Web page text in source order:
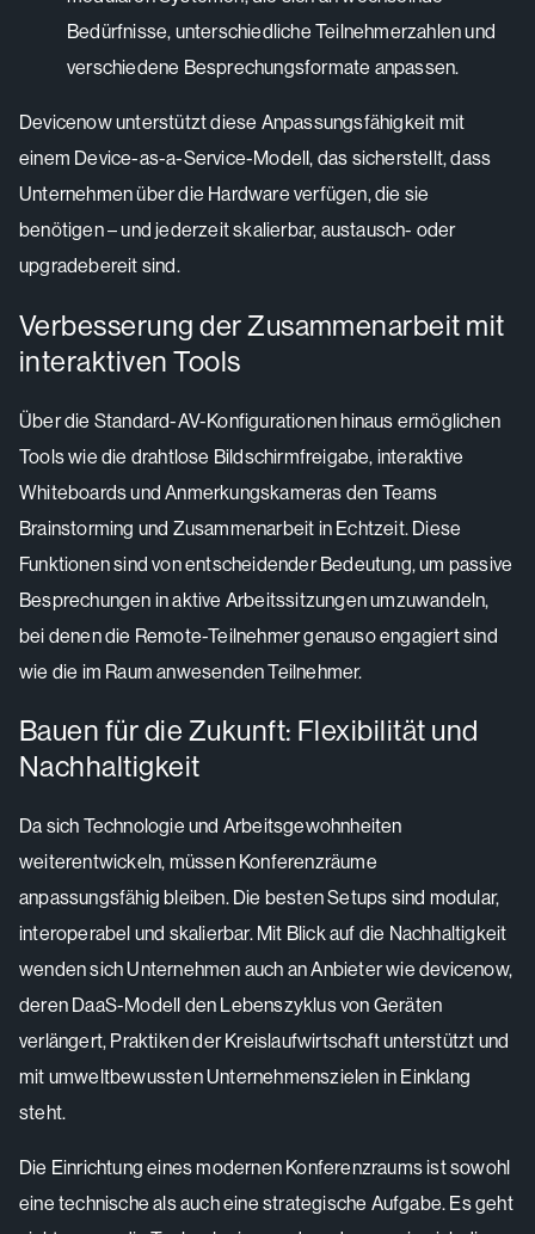
Bedürfnisse, unterschiedliche Teilnehmerzahlen und
verschiedene Besprechungsformate anpassen.
Devicenow unterstützt diese Anpassungsfähigkeit mit
einem Device-as-a-Service-Modell, das sicherstellt, dass
Unternehmen über die Hardware verfügen, die sie
benötigen – und jederzeit skalierbar, austausch- oder
upgradebereit sind.
Verbesserung der Zusammenarbeit mit
interaktiven Tools
Über die Standard-AV-Konfigurationen hinaus ermöglichen
Tools wie die drahtlose Bildschirmfreigabe, interaktive
Whiteboards und Anmerkungskameras den Teams
Brainstorming und Zusammenarbeit in Echtzeit. Diese
Funktionen sind von entscheidender Bedeutung, um passive
Besprechungen in aktive Arbeitssitzungen umzuwandeln,
bei denen die Remote-Teilnehmer genauso engagiert sind
wie die im Raum anwesenden Teilnehmer.
Bauen für die Zukunft: Flexibilität und
Nachhaltigkeit
Da sich Technologie und Arbeitsgewohnheiten
weiterentwickeln, müssen Konferenzräume
anpassungsfähig bleiben. Die besten Setups sind modular,
interoperabel und skalierbar. Mit Blick auf die Nachhaltigkeit
wenden sich Unternehmen auch an Anbieter wie devicenow,
deren DaaS-Modell den Lebenszyklus von Geräten
verlängert, Praktiken der Kreislaufwirtschaft unterstützt und
mit umweltbewussten Unternehmenszielen in Einklang
steht.
Die Einrichtung eines modernen Konferenzraums ist sowohl
eine technische als auch eine strategische Aufgabe. Es geht